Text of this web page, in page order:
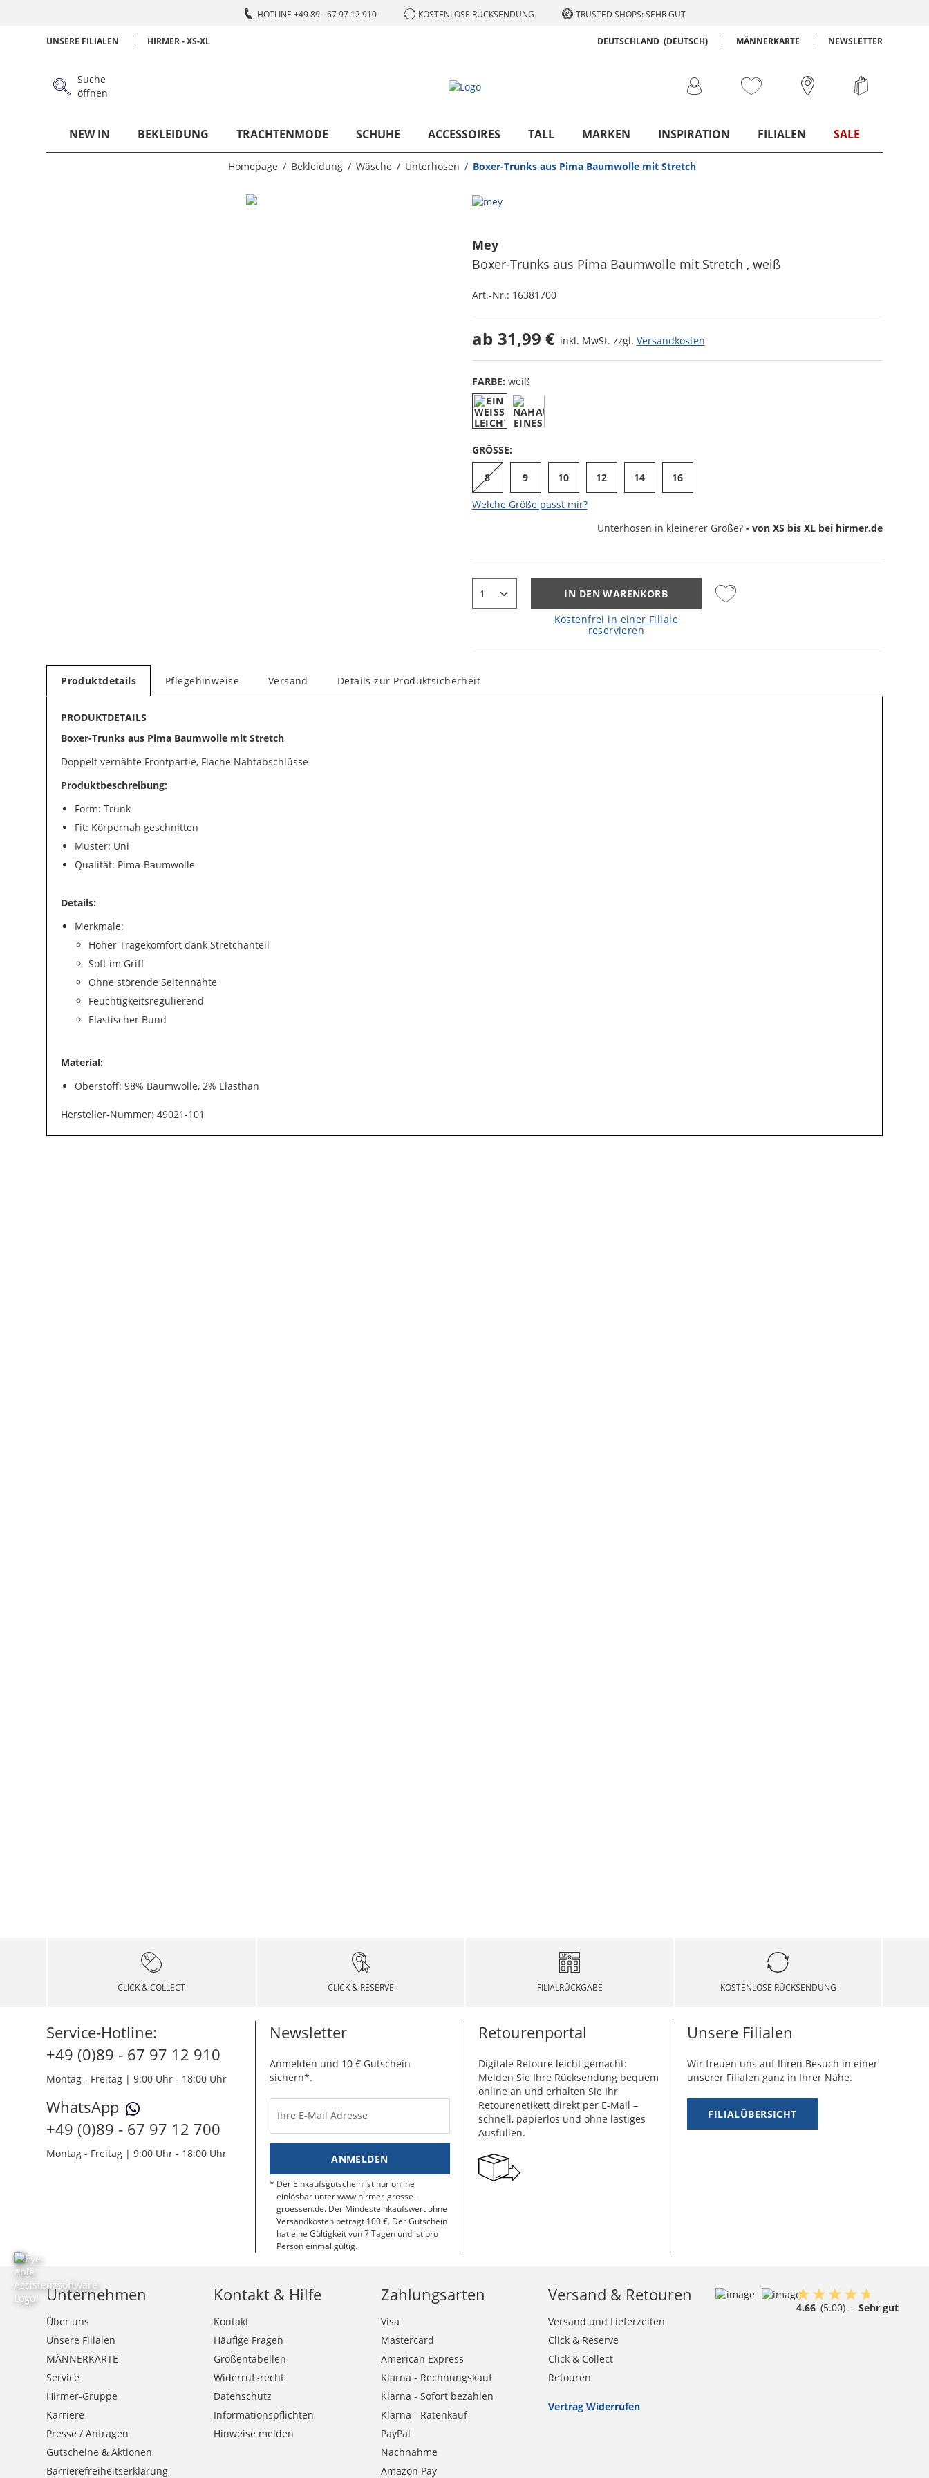
HOTLINE +49 89 - 67 97 12 910 KOSTENLOSE RÜCKSENDUNG TRUSTED SHOPS: SEHR GUT
UNSERE FILIALEN HIRMER - XS-XL DEUTSCHLAND (DEUTSCH) MÄNNERKARTE NEWSLETTER
Suche
öffnen
NEW IN BEKLEIDUNG TRACHTENMODE SCHUHE ACCESSOIRES TALL MARKEN INSPIRATION FILIALEN SALE
Homepage Bekleidung Wäsche Unterhosen Boxer-Trunks aus Pima Baumwolle mit Stretch
Mey
Boxer-Trunks aus Pima Baumwolle mit Stretch , weiß
Art.-Nr.: 16381700
ab 31,99 € inkl. MwSt. zzgl. Versandkosten
FARBE: weiß
GRÖSSE:
8 9 10 12 14 16
Welche Größe passt mir?
Unterhosen in kleinerer Größe? - von XS bis XL bei hirmer.de
IN DEN WARENKORB
Kostenfrei in einer Filiale
reservieren
Produktdetails Pflegehinweise Versand Details zur Produktsicherheit
PRODUKTDETAILS
Boxer-Trunks aus Pima Baumwolle mit Stretch
Doppelt vernähte Frontpartie, Flache Nahtabschlüsse
Produktbeschreibung:
Form: Trunk
Fit: Körpernah geschnitten
Muster: Uni
Qualität: Pima-Baumwolle
Details:
Merkmale:
Hoher Tragekomfort dank Stretchanteil
Soft im Griff
Ohne störende Seitennähte
Feuchtigkeitsregulierend
Elastischer Bund
Material:
Oberstoff: 98% Baumwolle, 2% Elasthan
Hersteller-Nummer: 49021-101
CLICK & COLLECT CLICK & RESERVE FILIALRÜCKGABE KOSTENLOSE RÜCKSENDUNG
Service-Hotline:
+49 (0)89 - 67 97 12 910
Montag - Freitag | 9:00 Uhr - 18:00 Uhr
WhatsApp
+49 (0)89 - 67 97 12 700
Montag - Freitag | 9:00 Uhr - 18:00 Uhr
Newsletter
Anmelden und 10 € Gutschein
sichern*.
Ihre E-Mail Adresse
ANMELDEN
Der Einkaufsgutschein ist nur online
einlösbar unter www.hirmer-grosse-
groessen.de. Der Mindesteinkaufswert ohne
Versandkosten beträgt 100 €. Der Gutschein
hat eine Gültigkeit von 7 Tagen und ist pro
Person einmal gültig.
Retourenportal
Digitale Retoure leicht gemacht:
Melden Sie Ihre Rücksendung bequem
online an und erhalten Sie Ihr
Retourenetikett direkt per E-Mail –
schnell, papierlos und ohne lästiges
Ausfüllen.
Unsere Filialen
Wir freuen uns auf Ihren Besuch in einer
unserer Filialen ganz in Ihrer Nähe.
FILIALÜBERSICHT
Unternehmen
Über uns
Unsere Filialen
MÄNNERKARTE
Service
Hirmer-Gruppe
Karriere
Presse / Anfragen
Gutscheine & Aktionen
Barrierefreiheitserklärung
Kontakt & Hilfe
Kontakt
Häufige Fragen
Größentabellen
Widerrufsrecht
Datenschutz
Informationspflichten
Hinweise melden
Zahlungsarten
Visa
Mastercard
American Express
Klarna - Rechnungskauf
Klarna - Sofort bezahlen
Klarna - Ratenkauf
PayPal
Nachnahme
Amazon Pay
Versand & Retouren
Versand und Lieferzeiten
Click & Reserve
Click & Collect
Retouren
Vertrag Widerrufen
4.66 (5.00) - Sehr gut